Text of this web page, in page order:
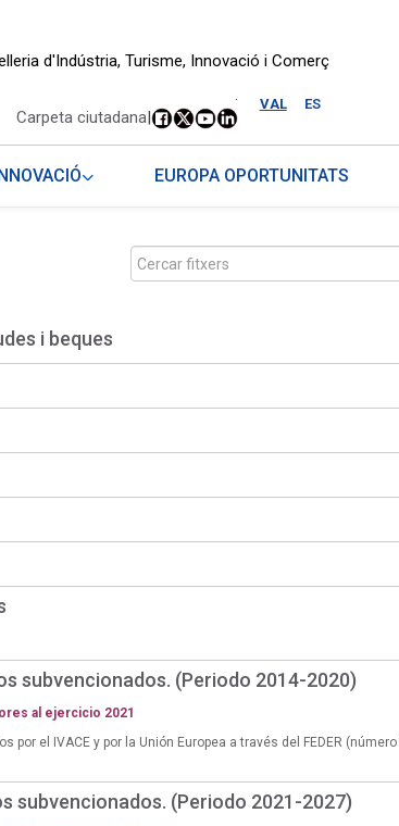
d'Indústria, Turisme, Innovació i Comerç
VAL ES
.
Carpeta ciutadana|
EUROPA OPORTUNITATS
i beques
subvencionados. (Periodo 2014-2020)
al ejercicio 2021
el IVACE y por la Unión Europea a través del FEDER
subvencionados. (Periodo 2021-2027)